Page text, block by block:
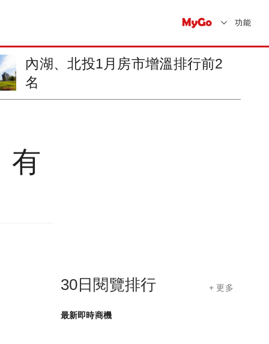
功能
內湖、北投1月房市增溫排行前2
名
有
30日閱覽排行 + 更多
最新即時商機